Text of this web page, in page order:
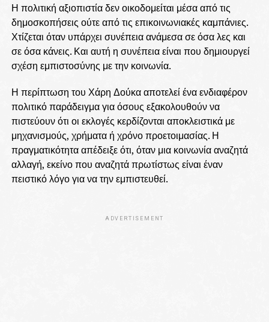
Η πολιτική αξιοπιστία δεν οικοδομείται μέσα από τις
δημοσκοπήσεις ούτε από τις επικοινωνιακές καμπάνιες.
Χτίζεται όταν υπάρχει συνέπεια ανάμεσα σε όσα λες και
σε όσα κάνεις. Και αυτή η συνέπεια είναι που δημιουργεί
σχέση εμπιστοσύνης με την κοινωνία.
Η περίπτωση του Χάρη Δούκα αποτελεί ένα ενδιαφέρον
πολιτικό παράδειγμα για όσους εξακολουθούν να
πιστεύουν ότι οι εκλογές κερδίζονται αποκλειστικά με
μηχανισμούς, χρήματα ή χρόνο προετοιμασίας. Η
πραγματικότητα απέδειξε ότι, όταν μια κοινωνία αναζητά
αλλαγή, εκείνο που αναζητά πρωτίστως είναι έναν
πειστικό λόγο για να την εμπιστευθεί.
ADVERTISEMENT